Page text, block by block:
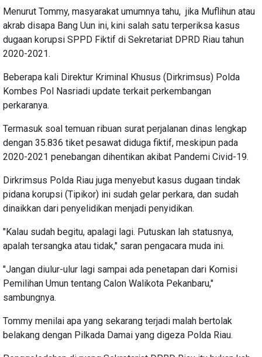
Menurut Tommy, masyarakat umumnya tahu, jika Muflihun atau
akrab disapa Bang Uun ini, kini salah satu terperiksa kasus
dugaan korupsi SPPD Fiktif di Sekretariat DPRD Riau tahun
2020-2021.
Beberapa kali Direktur Kriminal Khusus (Dirkrimsus) Polda
Kombes Pol Nasriadi update terkait perkembangan
perkaranya.
Termasuk soal temuan ribuan surat perjalanan dinas lengkap
dengan 35.836 tiket pesawat diduga fiktif, meskipun pada
2020-2021 penebangan dihentikan akibat Pandemi Civid-19.
Dirkrimsus Polda Riau juga menyebut kasus dugaan tindak
pidana korupsi (Tipikor) ini sudah gelar perkara, dan sudah
dinaikkan dari penyelidikan menjadi penyidikan.
"Kalau sudah begitu, apalagi lagi. Putuskan lah statusnya,
apalah tersangka atau tidak," saran pengacara muda ini.
"Jangan diulur-ulur lagi sampai ada penetapan dari Komisi
Pemilihan Umun tentang Calon Walikota Pekanbaru,"
sambungnya.
Tommy menilai apa yang sekarang terjadi malah bertolak
belakang dengan Pilkada Damai yang digeza Polda Riau.